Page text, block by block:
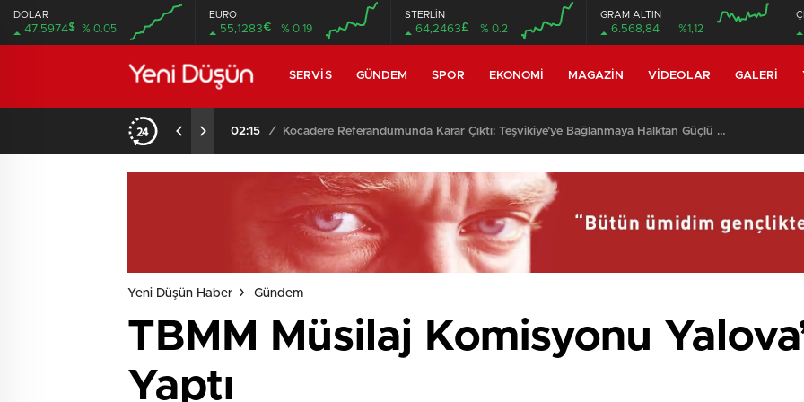
DOLAR
47,5974$ % 0.05
EURO
55,1283€ % 0.19
STERLİN
64,2463£ % 0.2
GRAM ALTIN
6.568,84 %1,12
SERVIS GÜNDEM SPOR EKONOMI MAGAZIN VIDEOLAR GALERI
02:15 / Kocadere Referandumunda Karar Çıktı: Teşvikiye’ye Bağlanmaya Halktan Güçlü Destek
Yeni Düşün Haber Gündem
TBMM Müsilaj Komisyonu
Yaptı